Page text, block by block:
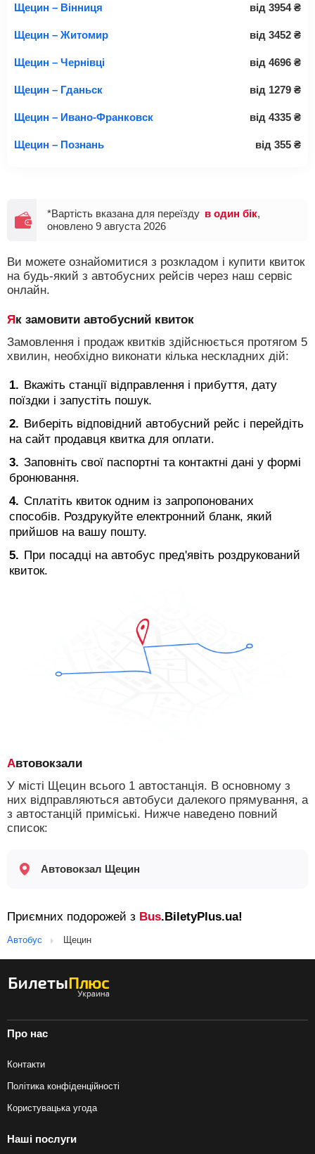
Щецин – Вінниця від 3954 ₴
Щецин – Житомир від 3452 ₴
Щецин – Чернівці від 4696 ₴
Щецин – Гданьск від 1279 ₴
Щецин – Ивано-Франковск від 4335 ₴
Щецин – Познань від 355 ₴
*Вартість вказана для переїзду в один бік,
оновлено 9 августа 2026
Ви можете ознайомитися з розкладом і купити квиток
на будь-який з автобусних рейсів через наш сервіс
онлайн.
Як замовити автобусний квиток
Замовлення і продаж квитків здійснюється протягом 5
хвилин, необхідно виконати кілька нескладних дій:
Вкажіть станції відправлення і прибуття, дату
поїздки і запустіть пошук.
Виберіть відповідний автобусний рейс і перейдіть
на сайт продавця квитка для оплати.
Заповніть свої паспортні та контактні дані у формі
бронювання.
Сплатіть квиток одним із запропонованих
способів. Роздрукуйте електронний бланк, який
прийшов на вашу пошту.
При посадці на автобус пред'явіть роздрукований
квиток.
Автовокзали
У місті Щецин всього 1 автостанція. В основному з
них відправляються автобуси далекого прямування, а
з автостанцій приміські. Нижче наведено повний
список:
Автовокзал Щецин
Приємних подорожей з Bus.BiletyPlus.ua!
Автобус Щецин
Про нас
Контакти
Політика конфіденційності
Користувацька угода
Наші послуги